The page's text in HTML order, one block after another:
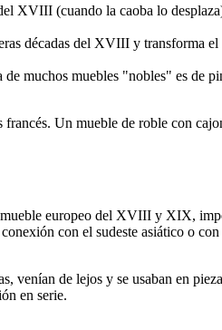
XVIII (cuando la caoba lo
décadas del XVIII y transforma
muchos muebles "nobles" es de
Un mueble de roble con
mueble europeo del XVIII y XIX,
conexión con el sudeste asiático o
venían de lejos y se usaban en
en serie.